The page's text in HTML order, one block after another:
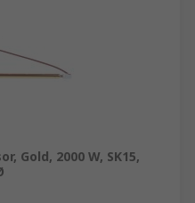
Gold, 2000 W, SK15,